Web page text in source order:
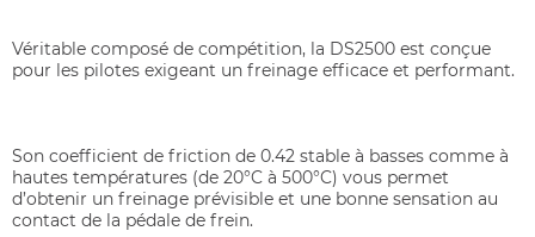
Véritable composé de compétition, la DS2500 est conçue
pour les pilotes exigeant un freinage efficace et performant.
Son coefficient de friction de 0.42 stable à basses comme à
hautes températures (de 20°C à 500°C) vous permet
d’obtenir un freinage prévisible et une bonne sensation au
contact de la pédale de frein.